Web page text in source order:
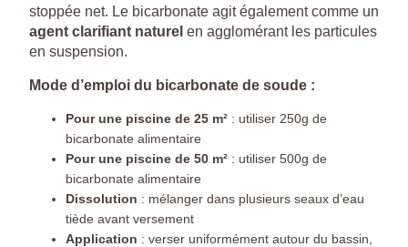
stoppée net. Le bicarbonate agit également comme un
agent clarifiant naturel en agglomérant les particules
en suspension.
Mode d’emploi du bicarbonate de soude :
Pour une piscine de 25 m² : utiliser 250g de
bicarbonate alimentaire
Pour une piscine de 50 m² : utiliser 500g de
bicarbonate alimentaire
Dissolution : mélanger dans plusieurs seaux d’eau
tiède avant versement
Application : verser uniformément autour du bassin,